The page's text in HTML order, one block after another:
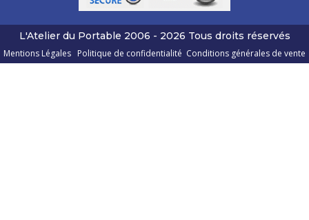
L'Atelier du Portable 2006 - 2026 Tous droits réservés
Mentions Légales Politique de confidentialité Conditions générales de vente